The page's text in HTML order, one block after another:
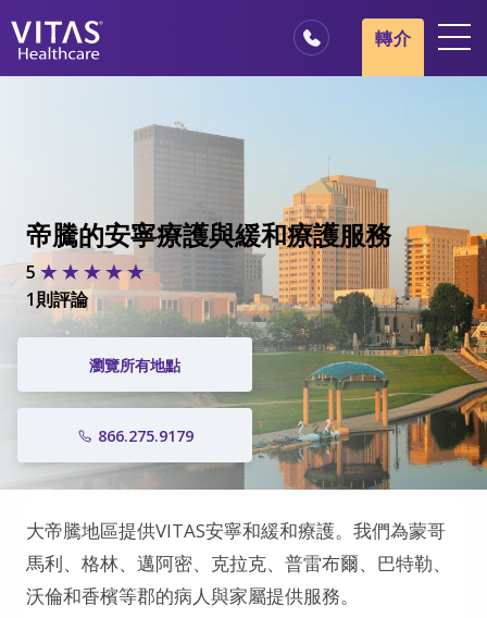
安寧療護基本概述
醫療服務專業人員
家庭與照顧者
轉介
帝騰的安寧療護與緩和療護服務
5
1則評論
866.275.9179
瀏覽所有地點
大帝騰地區提供VITAS安寧和緩和療護。我們為蒙哥
馬利、格林、邁阿密、克拉克、普雷布爾、巴特勒、
沃倫和香檳等郡的病人與家屬提供服務。